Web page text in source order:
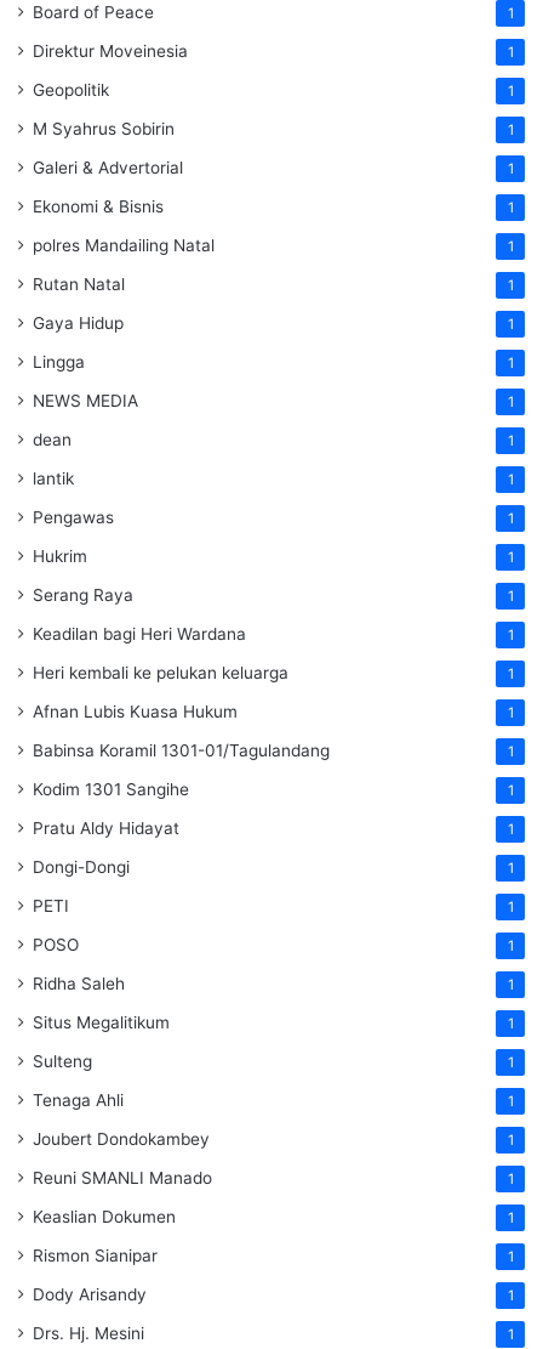
Board of Peace 1
Direktur Moveinesia 1
Geopolitik 1
M Syahrus Sobirin 1
Galeri & Advertorial 1
Ekonomi & Bisnis 1
polres Mandailing Natal 1
Rutan Natal 1
Gaya Hidup 1
Lingga 1
NEWS MEDIA 1
dean 1
lantik 1
Pengawas 1
Hukrim 1
Serang Raya 1
Keadilan bagi Heri Wardana 1
Heri kembali ke pelukan keluarga 1
Afnan Lubis Kuasa Hukum 1
Babinsa Koramil 1301-01/Tagulandang 1
Kodim 1301 Sangihe 1
Pratu Aldy Hidayat 1
Dongi-Dongi 1
PETI 1
POSO 1
Ridha Saleh 1
Situs Megalitikum 1
Sulteng 1
Tenaga Ahli 1
Joubert Dondokambey 1
Reuni SMANLI Manado 1
Keaslian Dokumen 1
Rismon Sianipar 1
Dody Arisandy 1
Drs. Hj. Mesini 1